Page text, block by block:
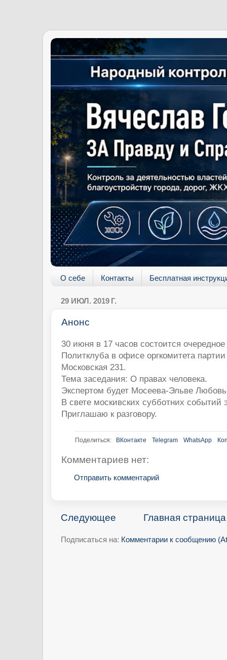
О себе Контакты Бесплатная
29 ИЮЛ. 2019 Г.
Анонс
30 июня в 17 часов состоится
Политклуба в офисе оргкомитета
Московская 231.
Тема заседания: О правах человека.
Экспертом будет Мосеева-Эльве
В свете москивских субботних событий
Приглашаю к разговору.
Поделиться: ВКонтакте Telegram WhatsApp
Комментариев нет:
Отправить комментарий
Следующее Главная страница
Подписаться на: Комментарии к сообщению